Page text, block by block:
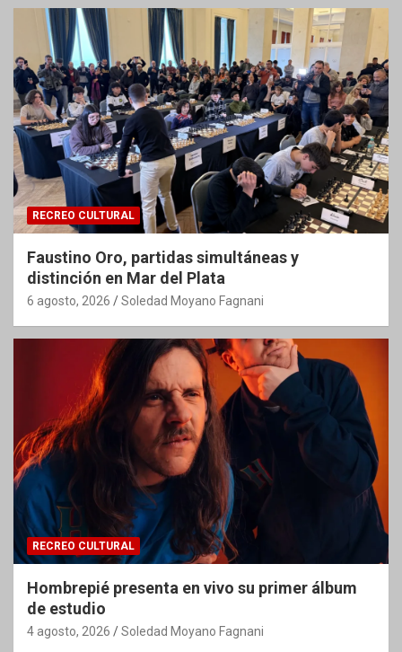
RECREO CULTURAL
Faustino Oro, partidas simultáneas y
distinción en Mar del Plata
6 agosto, 2026 Soledad Moyano Fagnani
RECREO CULTURAL
Hombrepié presenta en vivo su primer álbum
de estudio
4 agosto, 2026 Soledad Moyano Fagnani